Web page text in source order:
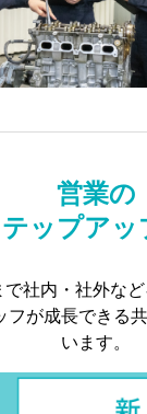
営業の
ップアッ
社内・社外な
フが成長できる
います。